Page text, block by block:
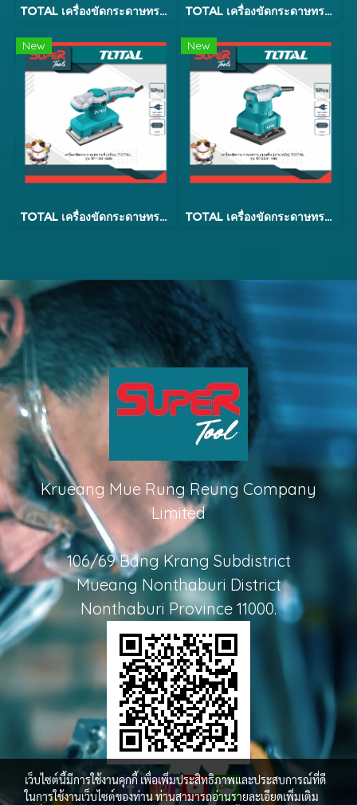
TOTAL เครื่องขัดกระดาษทรายแบบกลม 5 นิ้ว 320w รุ่น TF2031256 TOTAL เครื่องขัดกระดาษทรายแบบสั่น 240w รุ่น TF2231106
New
TOTAL เครื่องขัดกระดาษทรายสี่เหลี่ยมแบบสั่น รุ่น TF1302206
New
TOTAL เครื่องขัดกระดาษทรายสี่เหลี่ยมแบบสั่น รุ่น TF1301826
Krueang Mue Rung Reung Company
Limited
106/69 Bang Krang Subdistrict
Mueang Nonthaburi District
Nonthaburi Province 11000.
เว็บไซต์นี้มีการใช้งานคุกกี้ เพื่อเพิ่มประสิทธิภาพและประสบการณ์ที่ดี
ในการใช้งานเว็บไซต์ของท่าน ท่านสามารถอ่านรายละเอียดเพิ่มเติม